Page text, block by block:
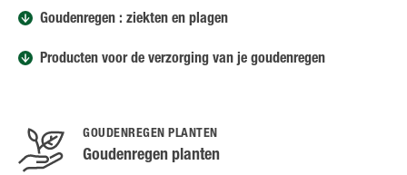
Goudenregen : ziekten en plagen
Producten voor de verzorging van je goudenregen
GOUDENREGEN PLANTEN
Goudenregen planten